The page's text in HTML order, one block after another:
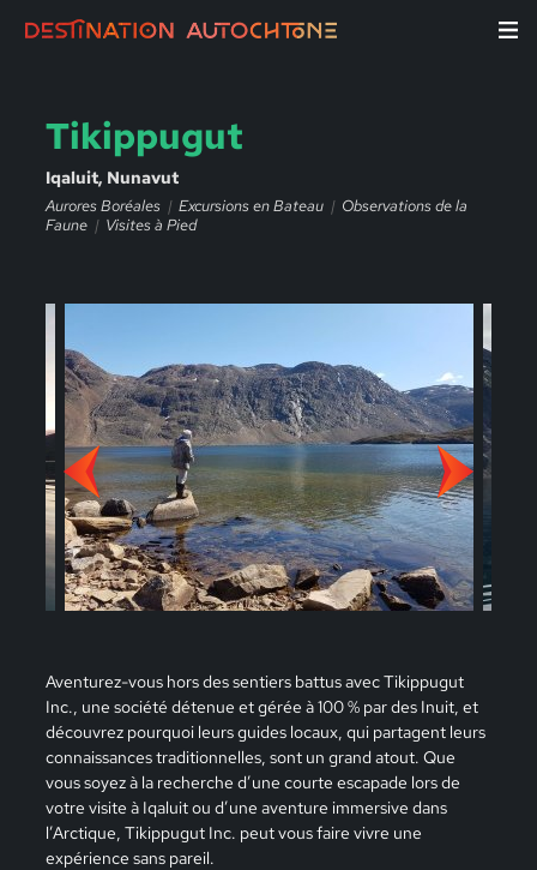
Tikippugut
Iqaluit, Nunavut
Aurores Boréales Excursions en Bateau
Observations de la
Faune
Visites à Pied
Aventurez-vous hors des sentiers battus avec Tikippugut
Inc., une société détenue et gérée à 100 % par des Inuit, et
découvrez pourquoi leurs guides locaux, qui partagent leurs
connaissances traditionnelles, sont un grand atout. Que
vous soyez à la recherche d’une courte escapade lors de
votre visite à Iqaluit ou d’une aventure immersive dans
l’Arctique, Tikippugut Inc. peut vous faire vivre une
expérience sans pareil.